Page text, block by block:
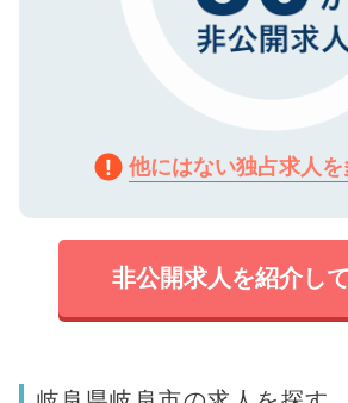
他にはない独占求人
非公開求人を紹介し